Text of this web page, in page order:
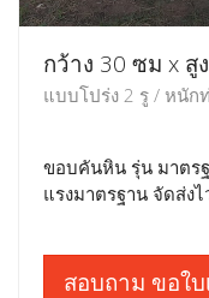
กว้าง 30 ซม x สู
แบบโปร่ง 2 รู / หนัก
ขอบคันหิน รุ่น มาตร
แรงมาตรฐาน จัดส่ง
สอบถาม ขอใ